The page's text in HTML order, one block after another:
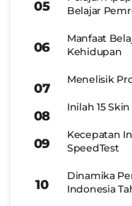
Belajar
Manfaat
Kehidupan
Menelisik
Inilah 15
Kecepatan
SpeedTest
Dinamika
Indonesia